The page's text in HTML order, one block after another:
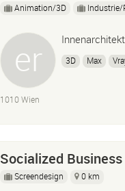
Animation/3D Industrie/
3D Max
1010 Wien
Socialized
Screendesign 0 km